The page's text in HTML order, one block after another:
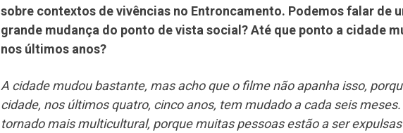
sobre contextos de vivências no Entroncamento. Podemos falar de
grande mudança do ponto de vista social? Até que ponto a cidade
nos últimos anos?
A cidade mudou bastante, mas acho que o filme não apanha isso,
cidade, nos últimos quatro, cinco anos, tem mudado a cada seis
tornado mais multicultural, porque muitas pessoas estão a ser